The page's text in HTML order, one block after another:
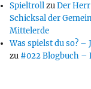
SpieltrollzuDer
Schicksal der
Mittelerde
Was spielst du so?
zu #022 Blogbuch –